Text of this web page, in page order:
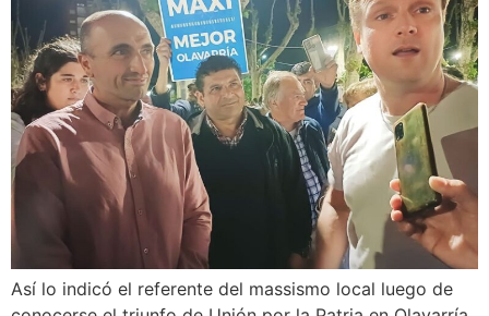
Así lo indicó el referente del massismo local luego de